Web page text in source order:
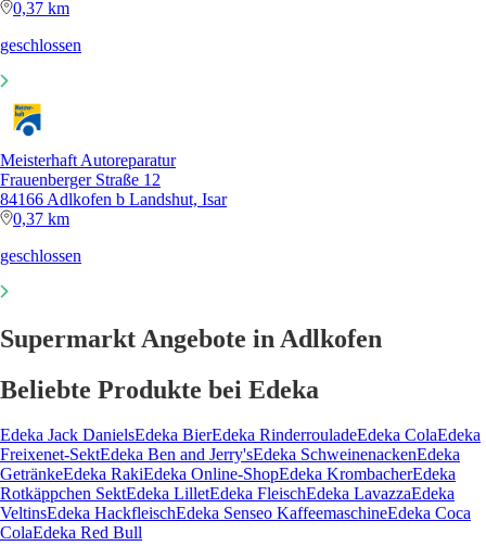
0,37 km
geschlossen
Meisterhaft Autoreparatur
Frauenberger Straße 12
84166 Adlkofen b Landshut, Isar
0,37 km
geschlossen
Supermarkt Angebote in Adlkofen
Beliebte Produkte bei Edeka
Edeka Jack DanielsEdeka BierEdeka RinderrouladeEdeka ColaEdeka
Freixenet-SektEdeka Ben and Jerry'sEdeka SchweinenackenEdeka
GetränkeEdeka RakiEdeka Online-ShopEdeka KrombacherEdeka
Rotkäppchen SektEdeka LilletEdeka FleischEdeka LavazzaEdeka
VeltinsEdeka HackfleischEdeka Senseo KaffeemaschineEdeka Coca
ColaEdeka Red Bull